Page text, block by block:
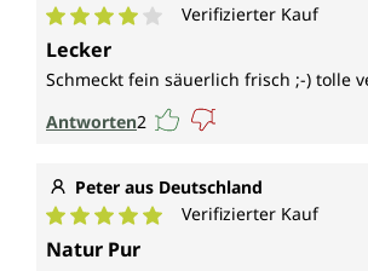
Durchschnittliche Bewertung von 4
Verifizierter Kauf
Lecker
Schmeckt fein säuerlich frisch ;-) tolle
Antworten2
Peter aus Deutschland
Durchschnittliche Bewertung von 5
Verifizierter Kauf
Natur Pur